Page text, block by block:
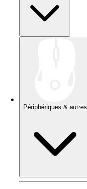
Périphériques & autres